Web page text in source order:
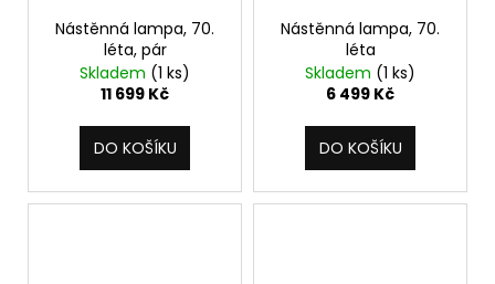
Nástěnná lampa, 70.
léta, pár
Skladem (1 ks)
11 699 Kč
DO KOŠÍKU
Nástěnná lampa, 70.
léta
Skladem (1 ks)
6 499 Kč
DO KOŠÍKU